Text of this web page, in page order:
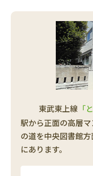
東武東上線 「
駅から正面の高層
の道を中央図書館方
にあります。